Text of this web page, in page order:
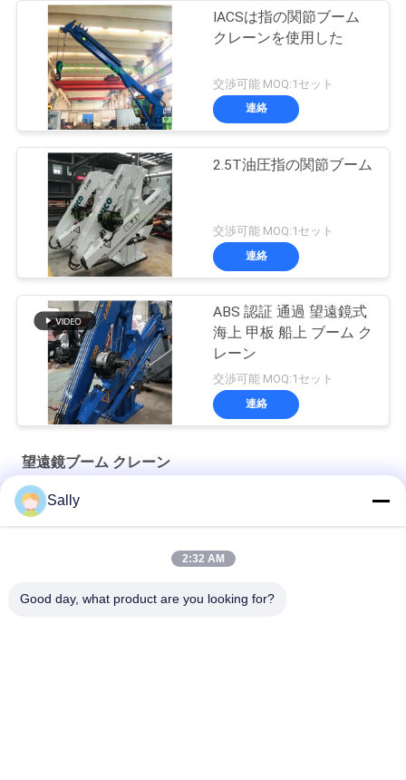
IACSは指の関節ブーム
クレーンを使用した
交渉可能 MOQ:1セット
連絡
2.5T油圧指の関節ブーム
交渉可能 MOQ:1セット
連絡
ABS 認証 通過 望遠鏡式
海上 甲板 船上 ブーム ク
レーン
交渉可能 MOQ:1セット
連絡
望遠鏡ブーム クレーン
船舶用10トン電動機関室クレーン
Sally
2:32 AM
Good day, what product are you looking for?